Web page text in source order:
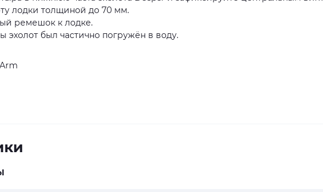
лодки толщиной до 70 мм.
ремешок к лодке.
эхолот был частично погружён в воду.